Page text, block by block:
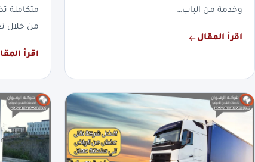
وخدمة من الباب…
اقرأ المقال
متكاملة
من خلال
اقرأ